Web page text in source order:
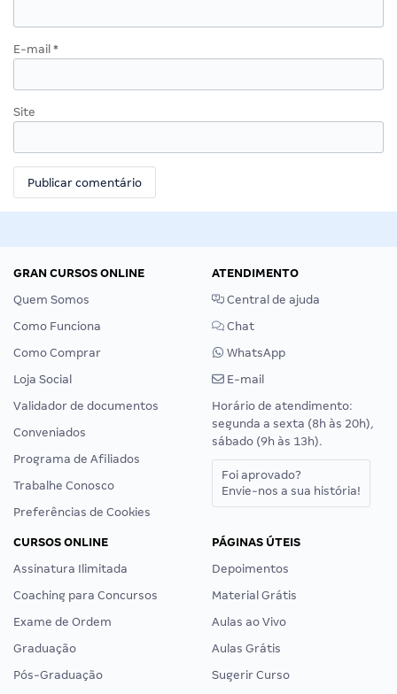
E-mail *
Site
GRAN CURSOS ONLINE
Quem Somos
Como Funciona
Como Comprar
Loja Social
Validador de documentos
Conveniados
Programa de Afiliados
Trabalhe Conosco
Preferências de Cookies
ATENDIMENTO
Central de ajuda
Chat
WhatsApp
E-mail
Horário de atendimento:
segunda a sexta (8h às 20h),
sábado (9h às 13h).
Foi aprovado?
Envie-nos a sua história!
CURSOS ONLINE
Assinatura Ilimitada
Coaching para Concursos
Exame de Ordem
Graduação
Pós-Graduação
PÁGINAS ÚTEIS
Depoimentos
Material Grátis
Aulas ao Vivo
Aulas Grátis
Sugerir Curso